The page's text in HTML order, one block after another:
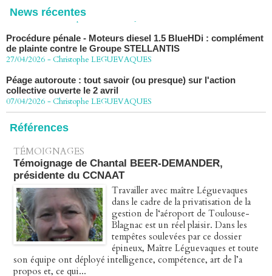
News récentes
Procédure pénale - Moteurs diesel 1.5 BlueHDi : complément
27/04/2026 - Christophe LEGUEVAQUES
Péage autoroute : tout savoir (ou presque) sur l'action
07/04/2026 -Christophe LEGUEVAQUES
Références
TÉMOIGNAGES
Témoignage de Chantal BEER-DEMANDER,
présidente du CCNAAT
Travailler avec maître Léguevaques
dans le cadre de la privatisation de la
gestion de l‘aéroport de Toulouse-
Blagnac est un réel plaisir. Dans les
tempêtes soulevées par ce dossier
épineux, Maître Léguevaques et toute
son équipe ont déployé intelligence, compétence, art de l’a
propos et, ce qui...